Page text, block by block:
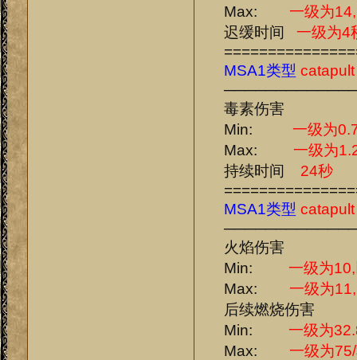
Max: 一级为
迟缓时间 一级为4
MSA1类型
毒素伤害
Min: 一级为
Max: 一级为
持续时间 24秒
MSA1类型
火焰伤害
Min: 一级为
Max: 一级为
后续燃烧伤害
Min: 一级为
Max: 一级为